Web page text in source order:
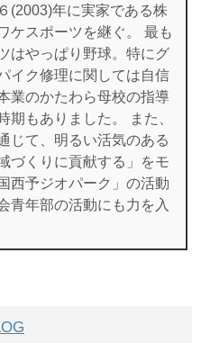
(2003)年に実家である株
ケスポーツを継ぐ。 最も
はやっぱり野球。特にグ
イク修理に関しては自信
業のかたわら母校の指導
期もありました。 また、
じて、明るい活気のある
づくりに貢献する」をモ
西予ジオパーク」の活動
青年部の活動にも力を入